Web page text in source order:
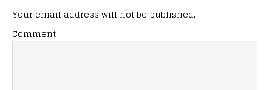
Your email address will not be published.
Comment